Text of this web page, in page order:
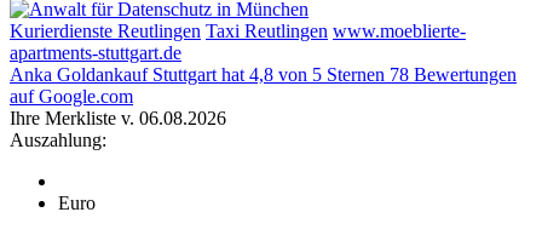
Kurierdienste Reutlingen Taxi Reutlingen www.moeblierte-
apartments-stuttgart.de
Anka Goldankauf Stuttgart hat4,8 von 5 Sternen 78 Bewertungen
auf Google.com
Ihre Merkliste v. 06.08.2026
Auszahlung:
Euro